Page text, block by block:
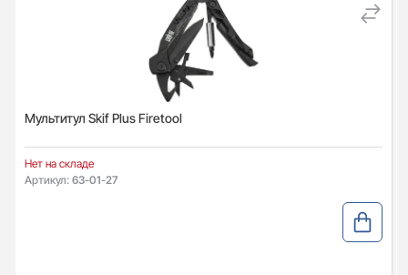
Мультитул Skif Plus Firetool
Нет на складе
Артикул: 63-01-27